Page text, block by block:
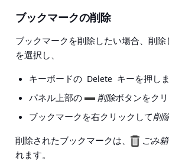
ブックマークの削除
ブックマークを削除したい場合、削
を選択し、
キーボードの Delete キーを押しま
パネル上部の
削除ボタンをクリ
ブックマークを右クリックして削
削除されたブックマークは、
ごみ箱
れます。